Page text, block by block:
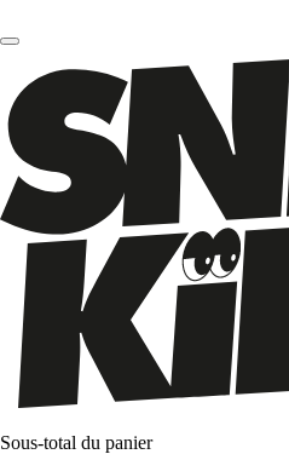
Sous-total du panier